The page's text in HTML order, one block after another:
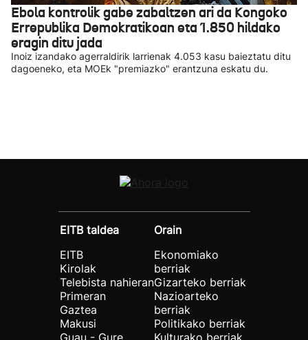
Ebola kontrolik gabe zabaltzen ari da Kongoko
Errepublika Demokratikoan eta 1.850 hildako
eragin ditu jada
Inoiz izandako agerraldirik larrienak 4.053 kasu baieztatu ditu
dagoeneko, eta MOEk "premiazko" erantzuna eskatu du.
EITB taldea
EITB
Kirolak
Telebista nahieran
Primeran
Gaztea
Makusi
Guau - Gure
Orain
Ekonomiako
berriak
Gizarteko berriak
Nazioarteko
berriak
Politikako berriak
Kulturako berriak